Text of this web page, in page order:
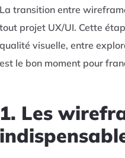
La transition entre
tout projet UX/UI. Cette
qualité visuelle, entre
est le bon moment pour
1. Les